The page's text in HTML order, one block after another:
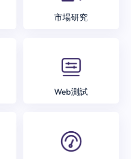
市場研究
Web測試